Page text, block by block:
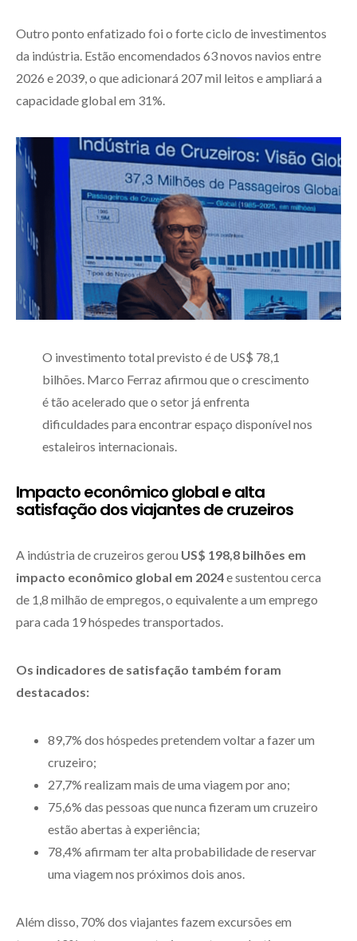
Outro ponto enfatizado foi o forte ciclo de investimentos
da indústria. Estão encomendados 63 novos navios entre
2026 e 2039, o que adicionará 207 mil leitos e ampliará a
capacidade global em 31%.
O investimento total previsto é de US$ 78,1
bilhões. Marco Ferraz afirmou que o crescimento
é tão acelerado que o setor já enfrenta
dificuldades para encontrar espaço disponível nos
estaleiros internacionais.
Impacto econômico global e alta
satisfação dos viajantes de cruzeiros
A indústria de cruzeiros gerou US$ 198,8 bilhões em
impacto econômico global em 2024e sustentou cerca
de 1,8 milhão de empregos, o equivalente a um emprego
para cada 19 hóspedes transportados.
Os indicadores de satisfação também foram
destacados:
89,7% dos hóspedes pretendem voltar a fazer um
cruzeiro;
27,7% realizam mais de uma viagem por ano;
75,6% das pessoas que nunca fizeram um cruzeiro
estão abertas à experiência;
78,4% afirmam ter alta probabilidade de reservar
uma viagem nos próximos dois anos.
Além disso, 70% dos viajantes fazem excursões em